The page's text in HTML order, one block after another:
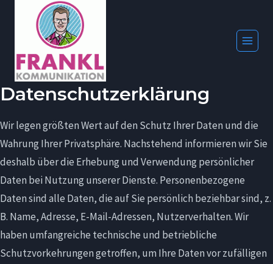
Datenschutzerklärung
Wir legen größten Wert auf den Schutz Ihrer Daten und die
Wahrung Ihrer Privatsphäre. Nachstehend informieren wir Sie
deshalb über die Erhebung und Verwendung persönlicher
Daten bei Nutzung unserer Dienste. Personenbezogene
Daten sind alle Daten, die auf Sie persönlich beziehbar sind, z.
B. Name, Adresse, E-Mail-Adressen, Nutzerverhalten. Wir
haben umfangreiche technische und betriebliche
Schutzvorkehrungen getroffen, um Ihre Daten vor zufälligen